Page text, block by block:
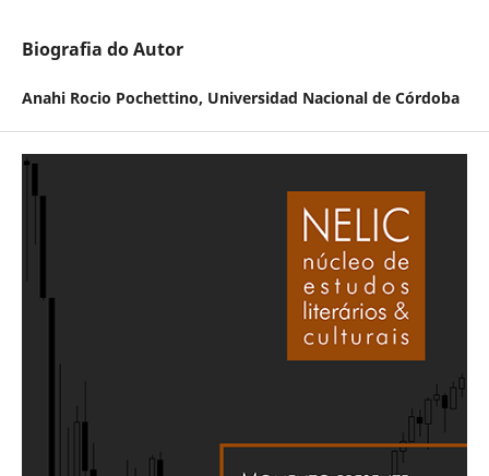
Biografia do Autor
Anahi Rocio Pochettino, Universidad Nacional de Córdoba